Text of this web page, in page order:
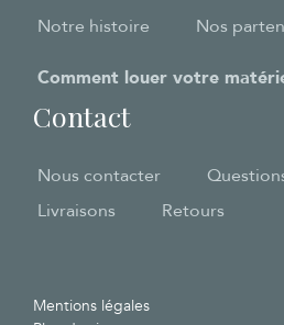
Notre histoire Nos
Comment louer votre
Contact
Nous contacter
Livraisons
Retours
Mentions légales